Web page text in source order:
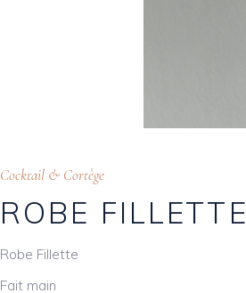
Cocktail & Cortège
ROBE FILLETTE
Robe Fillette
Fait main